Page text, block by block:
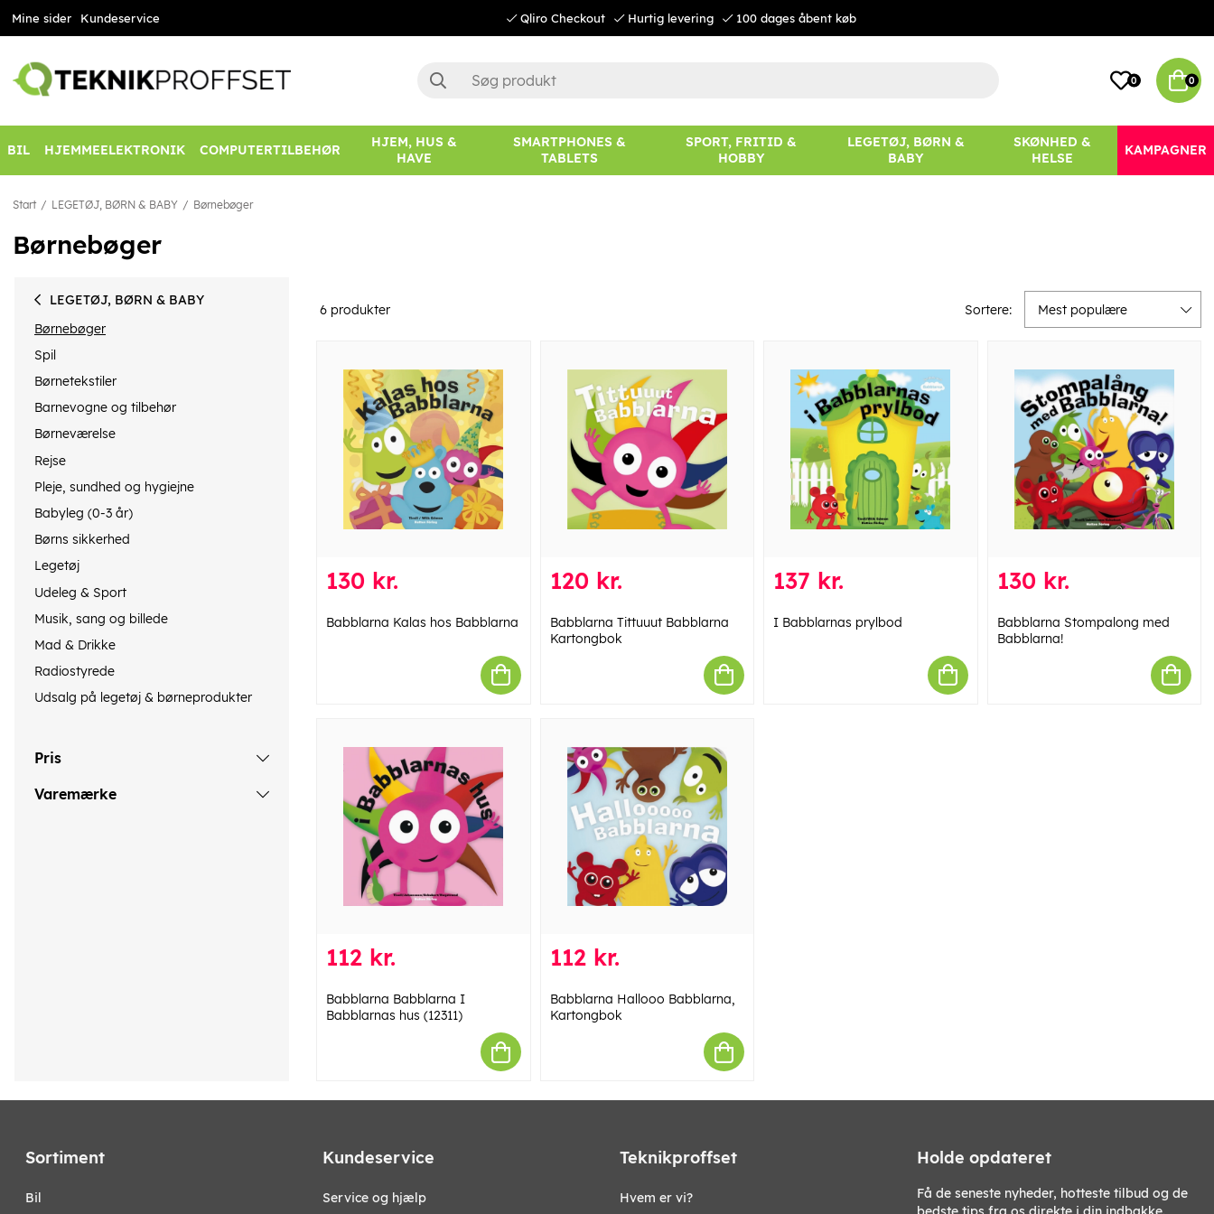
Mine sider Kundeservice Qliro Checkout Hurtig levering 100 dages åbent køb
0 0
BIL HJEMMEELEKTRONIK COMPUTERTILBEHØR
HJEM, HUS &
HAVE
SMARTPHONES &
TABLETS
SPORT, FRITID &
HOBBY
LEGETØJ, BØRN &
BABY
SKØNHED &
HELSE
KAMPAGNER
Start LEGETØJ, BØRN & BABY Børnebøger
Børnebøger
LEGETØJ, BØRN & BABY
Børnebøger
Spil
Børnetekstiler
Barnevogne og tilbehør
Børneværelse
Rejse
Pleje, sundhed og hygiejne
Babyleg (0-3 år)
Børns sikkerhed
Legetøj
Udeleg & Sport
Musik, sang og billede
Mad & Drikke
Radiostyrede
Udsalg på legetøj & børneprodukter
Pris
Varemærke
6 produkter Sortere: Mest populære
130 kr.
Babblarna Kalas hos Babblarna
120 kr.
Babblarna Tittuuut Babblarna
Kartongbok
137 kr.
I Babblarnas prylbod
130 kr.
Babblarna Stompalong med
Babblarna!
112 kr.
Babblarna Babblarna I
Babblarnas hus (12311)
112 kr.
Babblarna Hallooo Babblarna,
Kartongbok
Sortiment
bil
Kundeservice
Service og hjælp
Teknikproffset
Hvem er vi?
Holde opdateret
Få de seneste nyheder, hotteste tilbud og de